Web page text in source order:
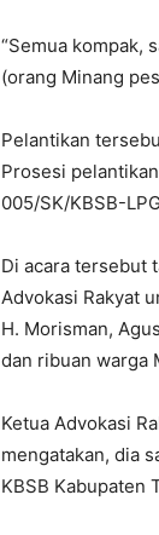
“Semua kompak,
(orang Minang
Pelantikan
Prosesi
005/SK/KBSB-
Di acara tersebut
Advokasi Rakyat
H. Morisman,
dan ribuan warga
Ketua Advokasi
mengatakan, dia
KBSB Kabupaten